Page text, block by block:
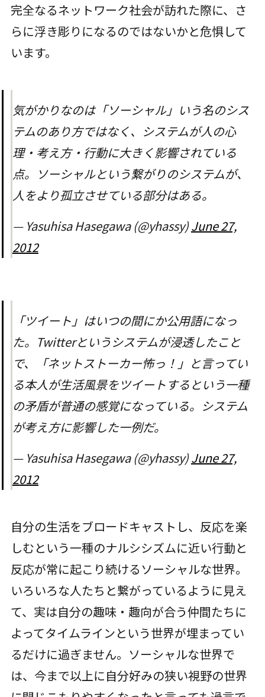
完全なるネットワーク社会が訪れた際に、さ
らに浮き彫りになるのではないかと危惧して
います。
気がかりなのは「ソーシャル」いう名のシス
テムのあり方ではなく、システムが人の心
理・考え方・行動に大きく影響されている
点。ソーシャルという繋がりのシステムが、
人をより孤立させている部分はある。
— Yasuhisa Hasegawa (@yhassy)June 27,
2012
「ツイート」はいつの間にか公用語になっ
た。Twitterというシステムが浸透したこと
で、「ネットストーカー怖っ！」と言ってい
る本人が生活風景をツイートするという一種
の矛盾が普通の感覚になっている。システム
が考え方に影響した一例だ。
— Yasuhisa Hasegawa (@yhassy)June 27,
2012
自分の生活をブロードキャストし、反応を楽
しむという一種のナルシシズムに近い行動と
反応が常に起こり続けるソーシャルな世界。
いろいろな人たちと繋がっているように見え
て、実は自分の趣味・趣向が合う仲間たちに
よってタイムラインという世界が埋まってい
るだけに過ぎません。ソーシャルな世界で
は、今まで以上に自分好みの狭い視野の世界